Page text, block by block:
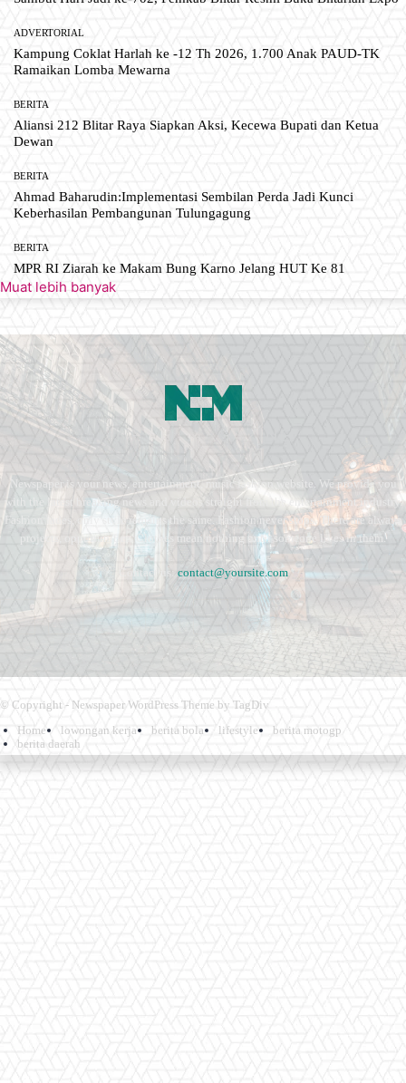
ADVERTORIAL
Kampung Coklat Harlah ke -12 Th 2026, 1.700 Anak PAUD-TK
Ramaikan Lomba Mewarna
BERITA
Aliansi 212 Blitar Raya Siapkan Aksi, Kecewa Bupati dan Ketua
Dewan
BERITA
Ahmad Baharudin:Implementasi Sembilan Perda Jadi Kunci
Keberhasilan Pembangunan Tulungagung
BERITA
MPR RI Ziarah ke Makam Bung Karno Jelang HUT Ke 81
Muat lebih banyak
Newspaper is your news, entertainment, music fashion website. We provide you
with the latest breaking news and videos straight from the entertainment industry.
Fashion fades, only style remains the same. Fashion never stops. There are always
projects, opportunities. Clothes mean nothing until someone lives in them.
Contact us: contact@yoursite.com
© Copyright - Newspaper WordPress Theme by TagDiv
Home
lowongan kerja berita bola lifestyle
berita motogp
berita daerah